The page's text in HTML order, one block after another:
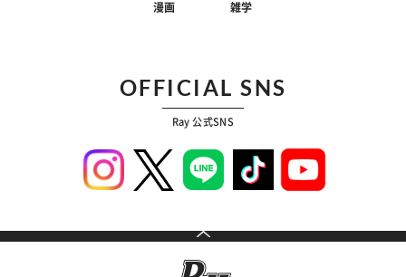
漫画 雑学
OFFICIAL SNS
Ray 公式SNS